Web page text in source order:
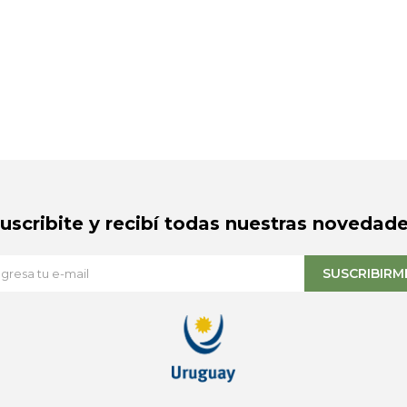
y recibí todas nuestras